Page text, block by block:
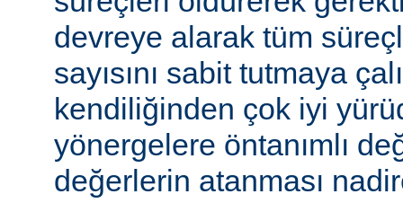
devreye alarak tüm
sayısını sabit tutmaya
kendiliğinden çok iyi
yönergelere öntanımlı
değerlerin atanması